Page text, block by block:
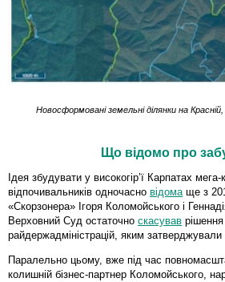
Новосформовані земельні ділянки на
Що відомо про
Ідея збудувати у високогір’ї Карпатах
відпочивальників одночасно відомаще з
«Скорзонера» Ігоря Коломойського і
Верховний Суд остаточно скасував рішення
райдержадміністрацій, яким
Паралельно цьому, вже під час
колишній бізнес-партнер Коломойського,